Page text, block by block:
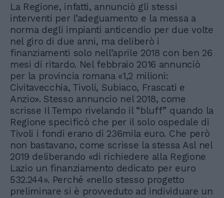
La Regione, infatti, annunciò gli stessi
interventi per l’adeguamento e la messa a
norma degli impianti anticendio per due volte
nel giro di due anni, ma deliberò i
finanziamenti solo nell’aprile 2018 con ben 26
mesi di ritardo. Nel febbraio 2016 annunciò
per la provincia romana «1,2 milioni:
Civitavecchia, Tivoli, Subiaco, Frascati e
Anzio». Stesso annuncio nel 2018, come
scrisse Il Tempo rivelando il “bluff” quando la
Regione specificò che per il solo ospedale di
Tivoli i fondi erano di 236mila euro. Che però
non bastavano, come scrisse la stessa Asl nel
2019 deliberando «di richiedere alla Regione
Lazio un finanziamento dedicato per euro
532.244». Perché «nello stesso progetto
preliminare si è provveduto ad individuare un